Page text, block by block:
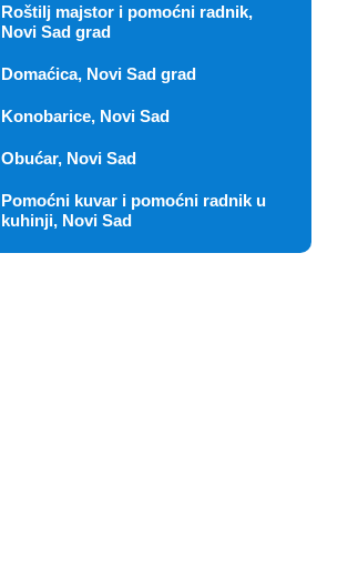
Roštilj majstor i pomoćni radnik,
Novi Sad grad
Domaćica, Novi Sad grad
Konobarice, Novi Sad
Obućar, Novi Sad
Pomoćni kuvar i pomoćni radnik u
kuhinji, Novi Sad